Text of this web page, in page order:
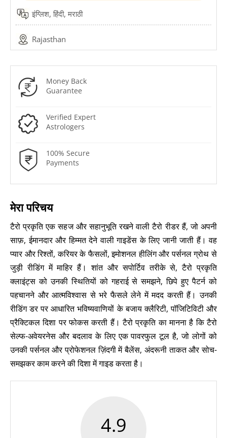
इंग्लिश, हिंदी, मराठी
Rajasthan
Money Back
Guarantee
Verified Expert
Astrologers
100% Secure
Payments
मेरा परिचय
टैरो प्रकृति एक सहज और सहानुभूति रखने वाली टैरो रीडर हैं, जो अपनी
साफ़, ईमानदार और हिम्मत देने वाली गाइडेंस के लिए जानी जाती हैं। वह
प्यार और रिश्तों, करियर के फैसलों, इमोशनल हीलिंग और पर्सनल ग्रोथ से
जुड़ी रीडिंग में माहिर हैं। शांत और सपोर्टिव तरीके से, टैरो प्रकृति
क्लाइंट्स को उनकी स्थितियों को गहराई से समझने, छिपे हुए पैटर्न को
पहचानने और आत्मविश्वास से भरे फैसले लेने में मदद करती हैं। उनकी
रीडिंग डर पर आधारित भविष्यवाणियों के बजाय क्लैरिटी, पॉजिटिविटी और
प्रैक्टिकल दिशा पर फोकस करती हैं। टैरो प्रकृति का मानना ​​है कि टैरो
सेल्फ-अवेयरनेस और बदलाव के लिए एक पावरफुल टूल है, जो लोगों को
उनकी पर्सनल और प्रोफेशनल ज़िंदगी में बैलेंस, अंदरूनी ताकत और सोच-
समझकर काम करने की दिशा में गाइड करता है।
4.9